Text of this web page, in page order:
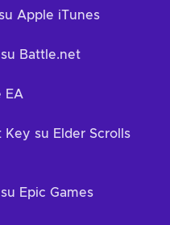
Apple iTunes
Battle.net
EA
su Elder Scrolls
Epic Games